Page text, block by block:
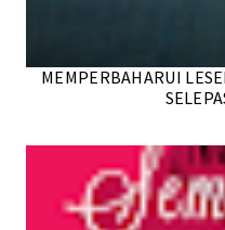
MEMPERBAHARUI